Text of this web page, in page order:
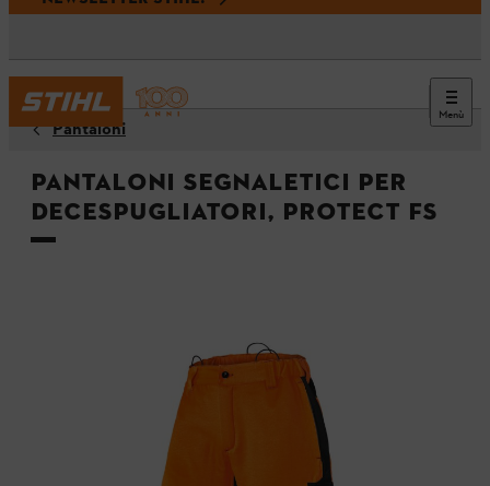
Menù
Pantaloni
Pantaloni segnaletici per
decespugliatori, PROTECT FS